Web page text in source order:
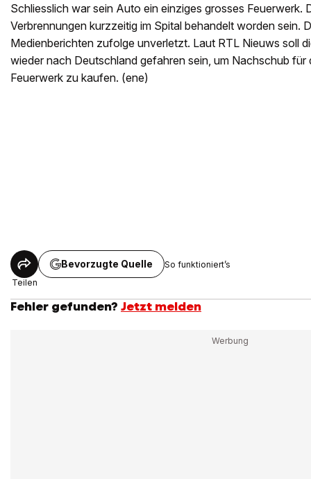
Schliesslich war sein Auto ein einziges grosses Feuerwerk.
Verbrennungen kurzzeitig im Spital behandelt worden sein.
Medienberichten zufolge unverletzt. Laut RTL Nieuws soll
wieder nach Deutschland gefahren sein, um Nachschub
Feuerwerk zu kaufen. (ene)
Teilen
Bevorzugte Quelle So funktioniert’s
Fehler gefunden? Jetzt melden